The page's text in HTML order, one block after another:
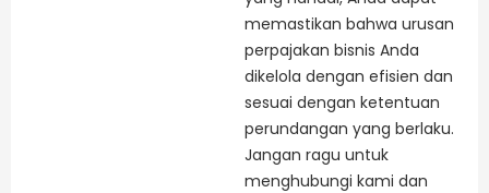
memastikan bahwa urusan
perpajakan bisnis Anda
dikelola dengan efisien dan
sesuai dengan ketentuan
perundangan yang berlaku.
Jangan ragu untuk
menghubungi kami dan